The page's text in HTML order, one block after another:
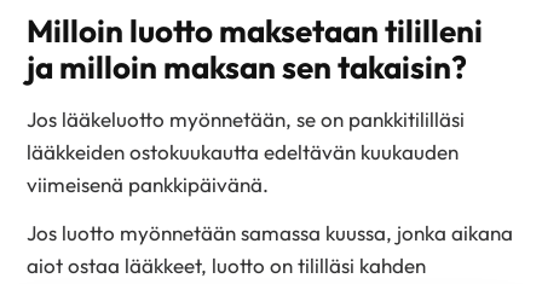
Milloin luotto maksetaan tililleni
ja milloin maksan sen takaisin?
Jos lääkeluotto myönnetään, se on pankkitililläsi
lääkkeiden ostokuukautta edeltävän kuukauden
viimeisenä pankkipäivänä.
Jos luotto myönnetään samassa kuussa, jonka aikana
aiot ostaa lääkkeet, luotto on tililläsi kahden